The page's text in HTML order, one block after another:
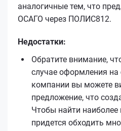
аналогичные тем, что
ОСАГО через ПОЛИС812.
Недостатки:
Обратите внимание,
случае оформления на
компании вы можете
предложение, что
Чтобы найти
придется обходить